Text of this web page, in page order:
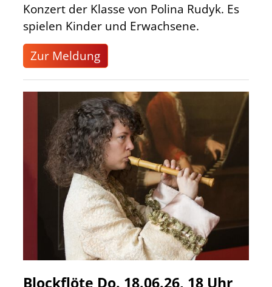
Konzert der Klasse von Polina Rudyk. Es
spielen Kinder und Erwachsene.
Zur Meldung
Blockflöte Do. 18.06.26, 18 Uhr